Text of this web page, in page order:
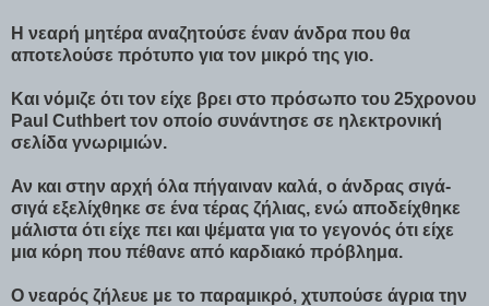
Η νεαρή μητέρα αναζητούσε έναν άνδρα που θα
αποτελούσε πρότυπο για τον μικρό της γιο.
Και νόμιζε ότι τον είχε βρει στο πρόσωπο του 25χρονου
Paul Cuthbert τον οποίο συνάντησε σε ηλεκτρονική
σελίδα γνωριμιών.
Αν και στην αρχή όλα πήγαιναν καλά, ο άνδρας σιγά-
σιγά εξελίχθηκε σε ένα τέρας ζήλιας, ενώ αποδείχθηκε
μάλιστα ότι είχε πει και ψέματα για το γεγονός ότι είχε
μια κόρη που πέθανε από καρδιακό πρόβλημα.
Ο νεαρός ζήλευε με το παραμικρό, χτυπούσε άγρια την